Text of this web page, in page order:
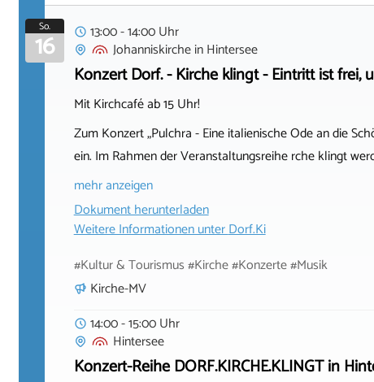
So.
16
13:00 - 14:00 Uhr
JohanniskircheinHintersee
Konzert Dorf. - Kirche klingt - Eintritt ist frei,
Mit Kirchcafé ab 15 Uhr!
Zum Konzert „Pulchra - Eine italienische Ode an die
ein. Im Rahmen der Veranstaltungsreihe rche klingt
mehr anzeigen
Dokument herunterladen
Weitere Informationen unterDorf.Ki
#Kultur & Tourismus #Kirche #Konzerte #Musik
Kirche-MV
14:00 - 15:00 Uhr
Hintersee
Konzert-Reihe DORF.KIRCHE.KLINGT in